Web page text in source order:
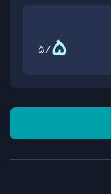
5
/5